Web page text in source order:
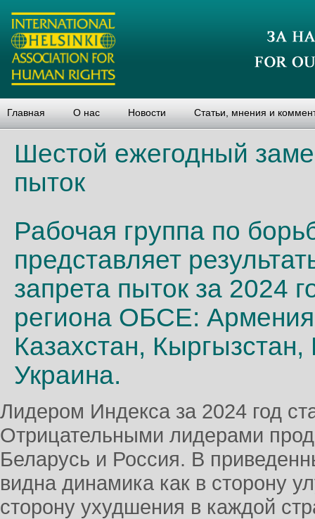
Главная О нас Новости Статьи, мнения и
Шестой ежегодный
пыток
Рабочая группа по
представляет
запрета пыток за 2024
региона ОБСЕ:
Казахстан,
Украина.
Лидером Индекса за 2024 год
Отрицательными лидерами
Беларусь и Россия. В
видна динамика как в сторону
сторону ухудшения в каждой